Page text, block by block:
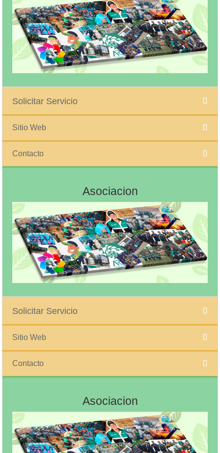
Solicitar Servicio
Sitio Web
Contacto
Asociacion
Solicitar Servicio
Sitio Web
Contacto
Asociacion